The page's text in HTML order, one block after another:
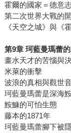
霍爾的國家＝德意
第二次世界大戰的
《天空之城》與《
第9章 珂藍曼瑪蕾
畫水天才的苦惱與
米萊的衝擊
波浪的真相與觀世
珂藍曼瑪蕾是深海
鮟鱇的可怕生態
藤本的1871年
珂藍曼瑪蕾腳下被